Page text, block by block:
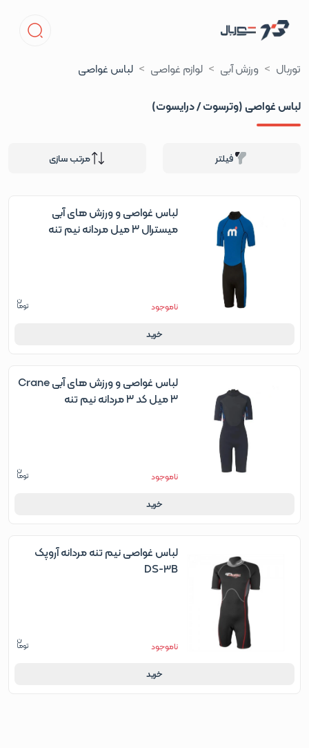
توربال ورزش آبی لوازم غواصی
لباس غواصی
لباس غواصی (وترسوت / درایسوت)
فیلتر مرتب سازی
لباس غواصی و ورزش های آبی
میسترال ۳ میل مردانه نیم تنه
ناموجود
خرید
لباس غواصی و ورزش های آبی Crane
۳ میل کد ۳ مردانه نیم تنه
ناموجود
خرید
لباس غواصی نیم تنه مردانه آروپک
DS-3B
ناموجود
خرید